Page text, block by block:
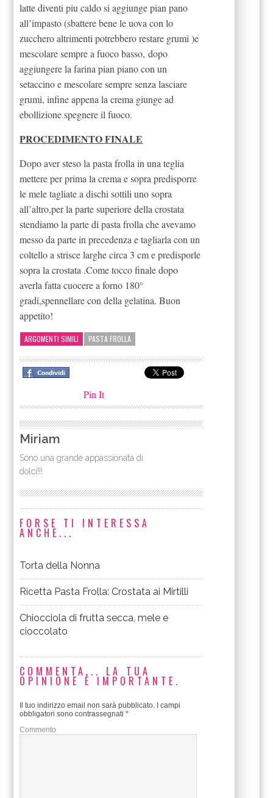
latte diventi piu caldo si aggiunge pian pano
all’impasto (sbattere bene le uova con lo
zucchero altrimenti potrebbero restare grumi )e
mescolare sempre a fuoco basso, dopo
aggiungere la farina pian piano con un
setaccino e mescolare sempre senza lasciare
grumi, infine appena la crema giunge ad
ebollizione spegnere il fuoco.
PROCEDIMENTO FINALE
Dopo aver steso la pasta frolla in una teglia
mettere per prima la crema e sopra predisporre
le mele tagliate a dischi sottili uno sopra
all’altro,per la parte superiore della crostata
stendiamo la parte di pasta frolla che avevamo
messo da parte in precedenza e tagliarla con un
coltello a strisce larghe circa 3 cm e predisporle
sopra la crostata .Come tocco finale dopo
averla fatta cuocere a forno 180°
gradi,spennellare con della gelatina. Buon
appetito!
ARGOMENTI SIMILI PASTA FROLLA
Pin It
Miriam
Sono una grande appassionata di
dolci!!!
FORSE TI INTERESSA
ANCHE...
Torta della Nonna
Ricetta Pasta Frolla: Crostata ai Mirtilli
Chiocciola di frutta secca, mele e
cioccolato
COMMENTA... LA TUA
OPINIONE È IMPORTANTE.
Il tuo indirizzo email non sarà pubblicato. I campi
obbligatori sono contrassegnati*
Commento